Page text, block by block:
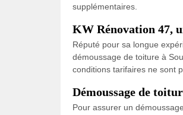
supplémentaires.
KW Rénovation 47,
Réputé pour sa longue
démoussage de toiture à
conditions tarifaires ne sont
Démoussage de
Pour assurer un